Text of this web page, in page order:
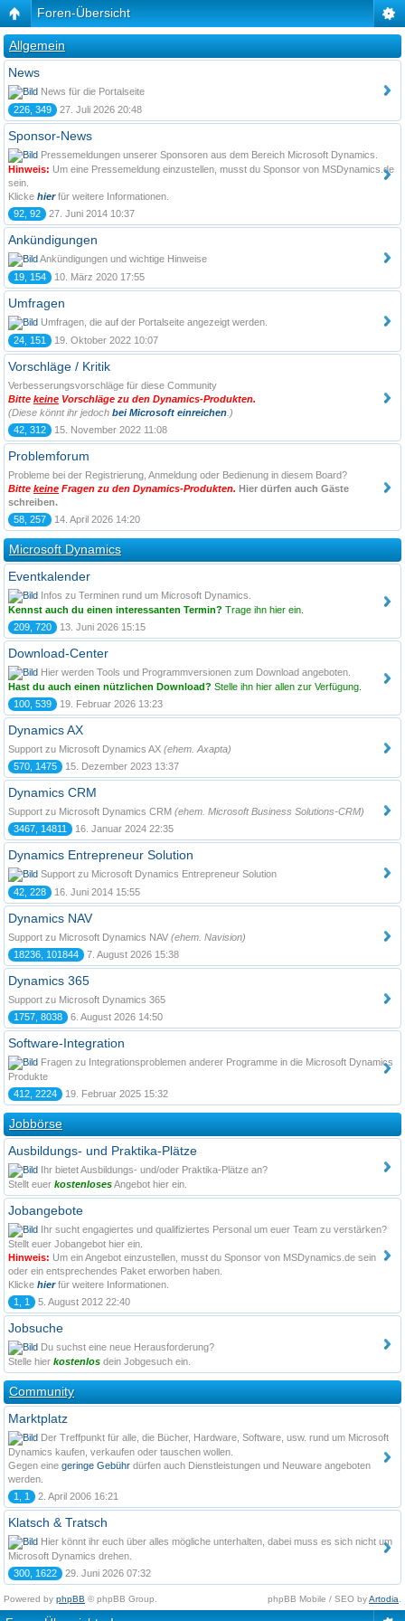
Foren-Übersicht
Allgemein
News
News für die Portalseite
226, 349
27. Juli 2026 20:48
Sponsor-News
Pressemeldungen unserer Sponsoren aus dem Bereich Microsoft Dynamics.
Hinweis: Um eine Pressemeldung einzustellen, musst du Sponsor von MSDynamics.de
sein.
Klicke hierfür weitere Informationen.
92, 92
27. Juni 2014 10:37
Ankündigungen
Ankündigungen und wichtige Hinweise
19, 154
10. März 2020 17:55
Umfragen
Umfragen, die auf der Portalseite angezeigt werden.
24, 151
19. Oktober 2022 10:07
Vorschläge / Kritik
Verbesserungsvorschläge für diese Community
Bitte keine Vorschläge zu den Dynamics-Produkten.
(Diese könnt ihr jedoch bei Microsoft einreichen .)
42, 312
15. November 2022 11:08
Problemforum
Probleme bei der Registrierung, Anmeldung oder Bedienung in diesem Board?
Bitte keine Fragen zu den Dynamics-Produkten. Hier dürfen auch Gäste
schreiben.
58, 257
14. April 2026 14:20
Microsoft Dynamics
Eventkalender
Infos zu Terminen rund um Microsoft Dynamics.
Kennst auch du einen interessanten Termin? Trage ihn hier ein.
209, 720
13. Juni 2026 15:15
Download-Center
Hier werden Tools und Programmversionen zum Download angeboten.
Hast du auch einen nützlichen Download? Stelle ihn hier allen zur Verfügung.
100, 539
19. Februar 2026 13:23
Dynamics AX
Support zu Microsoft Dynamics AX (ehem. Axapta)
570, 1475
15. Dezember 2023 13:37
Dynamics CRM
Support zu Microsoft Dynamics CRM (ehem. Microsoft Business Solutions-CRM)
3467, 14811
16. Januar 2024 22:35
Dynamics Entrepreneur Solution
Support zu Microsoft Dynamics Entrepreneur Solution
42, 228
16. Juni 2014 15:55
Dynamics NAV
Support zu Microsoft Dynamics NAV (ehem. Navision)
18236, 101844
7. August 2026 15:38
Dynamics 365
Support zu Microsoft Dynamics 365
1757, 8038
6. August 2026 14:50
Software-Integration
Fragen zu Integrationsproblemen anderer Programme in die Microsoft Dynamics
Produkte
412, 2224
19. Februar 2025 15:32
Jobbörse
Ausbildungs- und Praktika-Plätze
Ihr bietet Ausbildungs- und/oder Praktika-Plätze an?
Stellt euer kostenlosesAngebot hier ein.
Jobangebote
Ihr sucht engagiertes und qualifiziertes Personal um euer Team zu verstärken?
Stellt euer Jobangebot hier ein.
Hinweis: Um ein Angebot einzustellen, musst du Sponsor von MSDynamics.de sein
oder ein entsprechendes Paket erworben haben.
Klicke hierfür weitere Informationen.
1, 1
5. August 2012 22:40
Jobsuche
Du suchst eine neue Herausforderung?
Stelle hier kostenlos dein Jobgesuch ein.
Community
Marktplatz
Der Treffpunkt für alle, die Bücher, Hardware, Software, usw. rund um Microsoft
Dynamics kaufen, verkaufen oder tauschen wollen.
Gegen eine geringe Gebühr dürfen auch Dienstleistungen und Neuware angeboten
werden.
1, 1
2. April 2006 16:21
Klatsch & Tratsch
Hier könnt ihr euch über alles mögliche unterhalten, dabei muss es sich nicht um
Microsoft Dynamics drehen.
300, 1622
29. Juni 2026 07:32
Powered by phpBB © phpBB Group. phpBB Mobile / SEO byArtodia